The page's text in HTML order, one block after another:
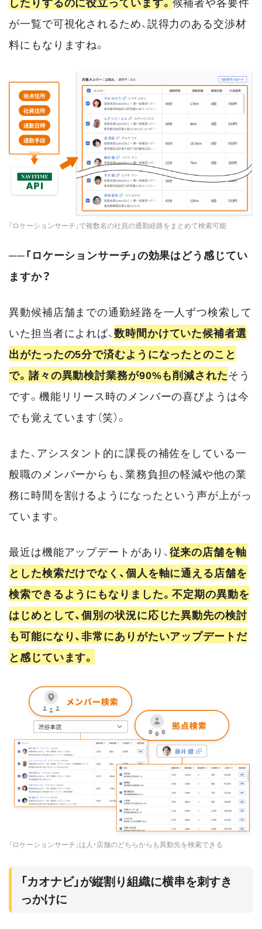
が一覧で可視化されるため、説得力のある交渉材
料にもなりますね。
「ロケーションサーチ」で複数名の社員の通勤経路をまとめて検索可能
──「ロケーションサーチ」の効果はどう感じてい
ますか？
異動候補店舗までの通勤経路を一人ずつ検索して
いた担当者によれば、数時間かけていた候補者選
出がたったの5分で済むようになったとのこと
で。諸々の異動検討業務が90%も削減されたそう
です。機能リリース時のメンバーの喜びようは今
でも覚えています（笑）。
また、アシスタント的に課長の補佐をしている一
般職のメンバーからも、業務負担の軽減や他の業
務に時間を割けるようになったという声が上がっ
ています。
最近は機能アップデートがあり、従来の店舗を軸
とした検索だけでなく、個人を軸に通える店舗を
検索できるようにもなりました。不定期の異動を
はじめとして、個別の状況に応じた異動先の検討
も可能になり、非常にありがたいアップデートだ
と感じています。
「ロケーションサーチ」は人・店舗のどちらからも異動先を検索できる
「カオナビ」が縦割り組織に横串を刺すき
っかけに